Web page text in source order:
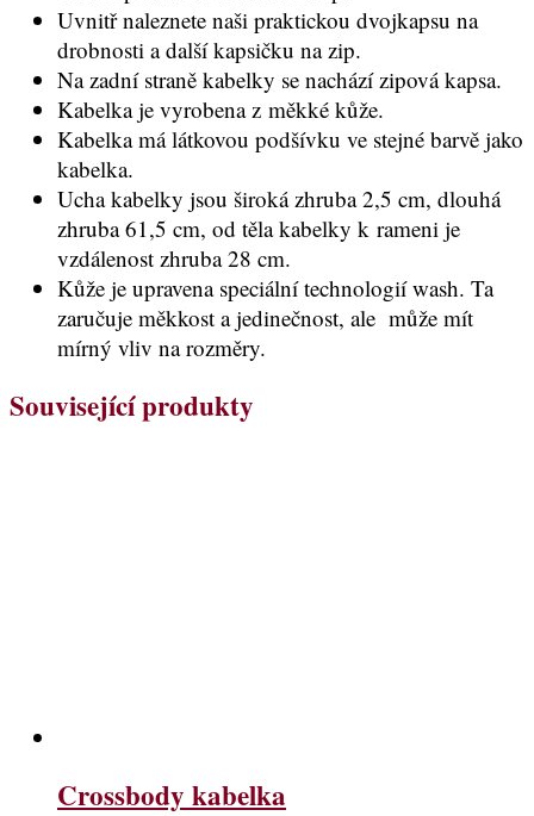
Uvnitř naleznete naši praktickou dvojkapsu na
drobnosti a další kapsičku na zip.
Na zadní straně kabelky se nachází zipová kapsa.
Kabelka je vyrobena z měkké kůže.
Kabelka má látkovou podšívku ve stejné barvě jako
kabelka.
Ucha kabelky jsou široká zhruba 2,5 cm, dlouhá
zhruba 61,5 cm, od těla kabelky k rameni je
vzdálenost zhruba 28 cm.
Kůže je upravena speciální technologií wash. Ta
zaručuje měkkost a jedinečnost, ale může mít
mírný vliv na rozměry.
Související produkty
Crossbody kabelka